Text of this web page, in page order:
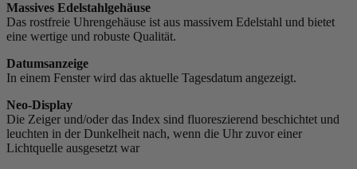
Massives Edelstahlgehäuse
Das rostfreie Uhrengehäuse ist aus massivem Edelstahl und bietet
eine wertige und robuste Qualität.
Datumsanzeige
In einem Fenster wird das aktuelle Tagesdatum angezeigt.
Neo-Display
Die Zeiger und/oder das Index sind fluoreszierend beschichtet und
leuchten in der Dunkelheit nach, wenn die Uhr zuvor einer
Lichtquelle ausgesetzt war